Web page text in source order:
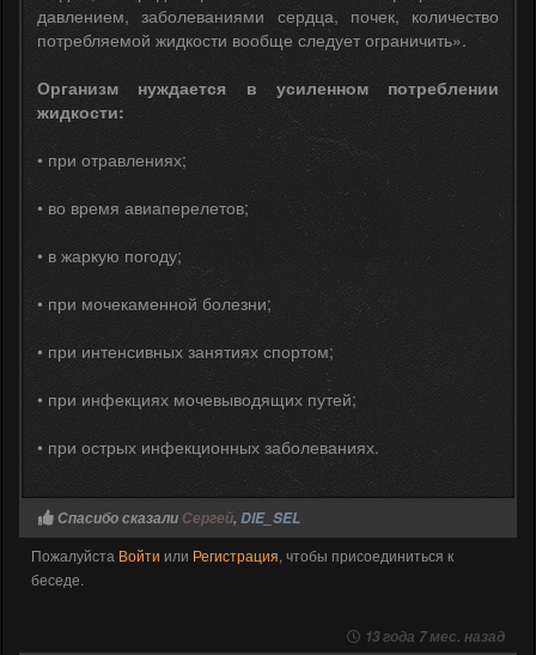
давлением, заболеваниями сердца, почек, количество
потребляемой жидкости вообще следует ограничить».
Организм нуждается в усиленном потреблении
жидкости:
• при отравлениях;
• во время авиаперелетов;
• в жаркую погоду;
• при мочекаменной болезни;
• при интенсивных занятиях спортом;
• при инфекциях мочевыводящих путей;
• при острых инфекционных заболеваниях.
Спасибо сказали Сергей, DIE_SEL
Пожалуйста Войти или Регистрация, чтобы присоединиться к
беседе.
13 года 7 мес. назад